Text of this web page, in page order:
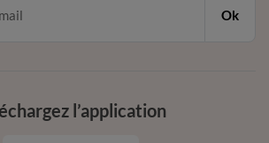
Ok
l’application